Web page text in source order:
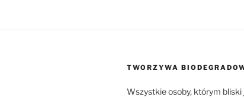
TWORZYWA
Wszystkie osoby, którym